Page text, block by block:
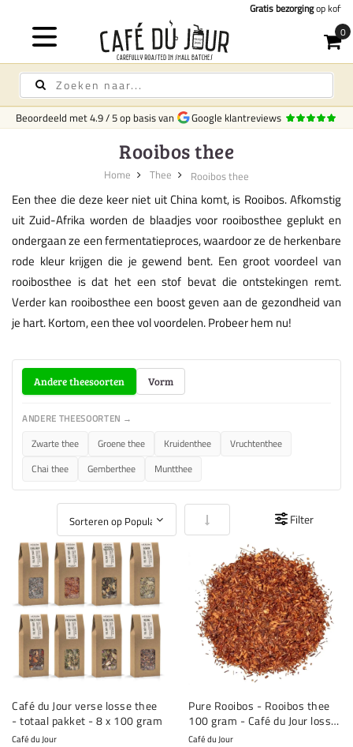
op koffie & thee vanaf 75,-
Beoordeeld met4.9/5op basis van Google klantreviews
Rooibos thee
Home Thee Rooibos thee
Een thee die deze keer niet uit China komt, is Rooibos. Afkomstig
uit Zuid-Afrika worden de blaadjes voor rooibosthee geplukt en
ondergaan ze een fermentatieproces, waardoor ze de herkenbare
rode kleur krijgen die je gewend bent. Een groot voordeel van
rooibosthee is dat het een stof bevat die ontstekingen remt.
Verder kan rooibosthee een boost geven aan de gezondheid van
je hart. Kortom, een thee vol voordelen. Probeer hem nu!
Andere theesoorten Vorm
ANDERE THEESOORTEN →
Zwarte thee Groene thee Kruidenthee
Vruchtenthee
Chai thee
Gemberthee Muntthee
Van laag naar hoog sorteren
Filter
Café du Jour verse losse thee
- totaal pakket - 8 x 100 gram
Café du Jour
Pure Rooibos - Rooibos thee
100 gram - Café du Jour losse
thee
Café du Jour